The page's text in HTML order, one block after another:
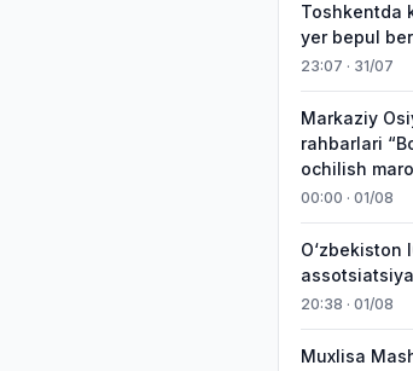
Toshkentda
yer bepul
23:07 · 31/07
Markaziy
rahbarlari
ochilish
00:00 · 01/08
O‘zbekiston
20:38 · 01/08
Muxlisa